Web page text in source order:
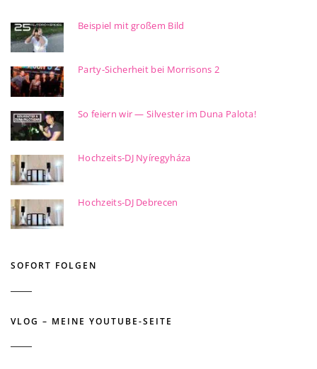
Beispiel mit großem Bild
Party-Sicherheit bei Morrisons 2
So feiern wir — Silvester im Duna Palota!
Hochzeits-DJ Nyíregyháza
Hochzeits-DJ Debrecen
SOFORT FOLGEN
VLOG – MEINE YOUTUBE-SEITE